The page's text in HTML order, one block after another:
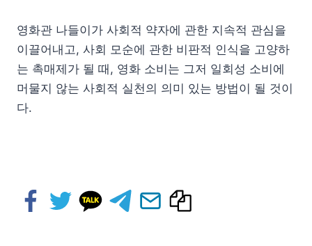
영화관 나들이가 사회적 약자에 관한 지속적 관심을
이끌어내고, 사회 모순에 관한 비판적 인식을 고양하
는 촉매제가 될 때, 영화 소비는 그저 일회성 소비에
머물지 않는 사회적 실천의 의미 있는 방법이 될 것이
다.